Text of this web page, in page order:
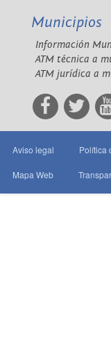
Municipios
Información
ATM técnica a
ATM jurídica a
Aviso legal Política
Mapa Web